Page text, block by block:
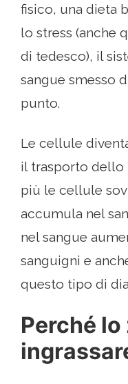
fisico, una dieta
lo stress (anche
di tedesco), il
sangue smesso
punto.
Le cellule
il trasporto dello
più le cellule
accumula nel
nel sangue
sanguigni e
questo tipo di
Perché